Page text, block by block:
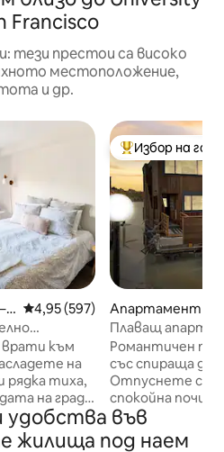
Francisco
тези престои са високо
местоположение,
и др.
гостите
Средна оценка: 4,95 от 5,
4,95 (597)
към
на
рядка тиха,
на града.
легло
Най-популярен
Избор на
Апартамент –
Плаващ
Ричардсън в
Романтичен
със спираща
Отпуснете се и
спокойна
комфорт.
удобното си
удобства във
жилища под наем